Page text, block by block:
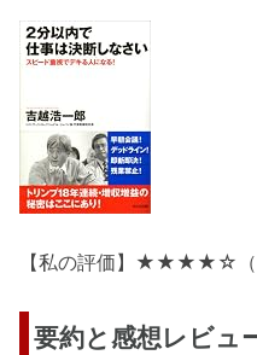
【私の評価】★★★★☆（
要約と感想レビュ